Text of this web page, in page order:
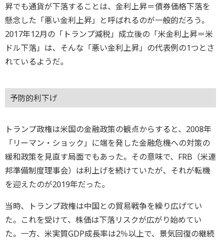
昇でも通貨が下落することは、金利上昇＝債券価格下落を
懸念した「悪い金利上昇」と呼ばれるのが一般的だろう。
2017年12月の「トランプ減税」成立後の「米金利上昇＝米
ドル下落」は、そんな「悪い金利上昇」の代表例の1つとさ
れているようだ。
予防的利下げ
トランプ政権は米国の金融政策の観点からすると、2008年
「リーマン・ショック」に端を発した金融危機への対策の
緩和政策を見直す局面でもあった。その意味で、FRB（米連
邦準備制度理事会）は利上げを続けていたが、それが転機
を迎えたのが2019年だった。
当時、トランプ政権は中国との貿易戦争を繰り広げてい
た。これを受けて、株価は下落リスクが広がり始めてい
た。一方、米実質GDP成長率は2％以上で、景気回復の継続